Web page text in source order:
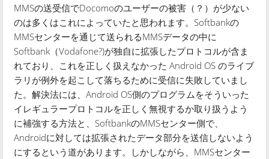
MMSの送受信でDocomoのユーザーの被害（？）が少ない
のは多くはこれによっていたと思われます。Softbankの
MMSセンターを通じて送られるMMSデータの中に
Softbank（Vodafone?)が独自に拡張したプロトコルが含ま
れており、これを正しく扱えなかった Android OS のライブ
ラリが例外を起こして落ちるために受信に失敗していまし
た。解決法には、Android OS側のプログラムをそういった
イレギュラープロトコルを正しく無視するか取り扱うよう
に補強する方法と、SoftbankのMMSセンター側で、
Androidに対しては拡張されたデータ部分を送信しないよう
にするという道があります。しかしながら、MMSセンター